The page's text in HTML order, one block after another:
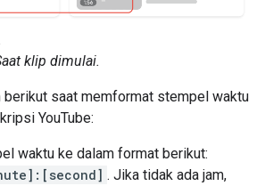
klip dimulai.
berikut saat memformat stempel waktu
YouTube:
waktu ke dalam format berikut:
. Jika tidak ada jam,